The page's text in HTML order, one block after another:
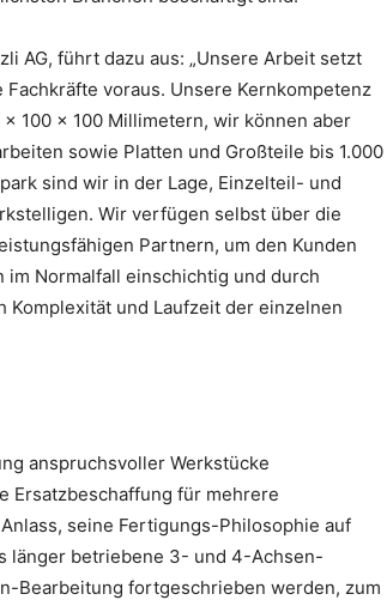
AG, führt dazu aus: „Unsere Arbeit setzt
voraus. Unsere Kernkompetenz
100 x 100 Millimetern, wir können aber
sowie Platten und Großteile bis 1.000
sind wir in der Lage, Einzelteil- und
Wir verfügen selbst über die
Partnern, um den Kunden
Normalfall einschichtig und durch
Komplexität und Laufzeit der einzelnen
anspruchsvoller Werkstücke
Ersatzbeschaffung für mehrere
seine Fertigungs-Philosophie auf
länger betriebene 3- und 4-Achsen-
Bearbeitung fortgeschrieben werden, zum